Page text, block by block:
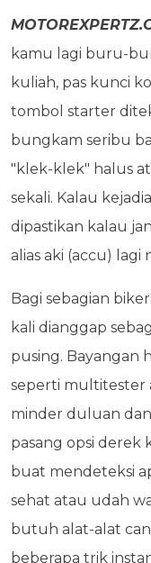
kamu lagi buru-
kuliah, pas kunci
tombol starter
bungkam seribu
"klek-klek" halus
sekali. Kalau
dipastikan kalau
alias aki (accu)
Bagi sebagian
kali dianggap
pusing. Bayangan
seperti multitester
minder duluan
pasang opsi derek
buat mendeteksi
sehat atau udah
butuh alat-alat
beberapa trik